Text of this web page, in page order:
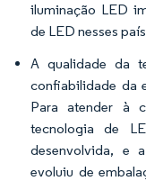
iluminação LED
de LED nesses
A qualidade da
confiabilidade da
Para atender à
tecnologia de
desenvolvida, e
evoluiu de